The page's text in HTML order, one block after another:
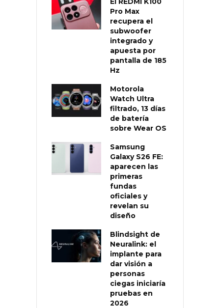
Pro Max
recupera el
subwoofer
integrado y
apuesta por
pantalla de 185
Hz
Motorola
Watch Ultra
filtrado, 13 días
de batería
sobre Wear OS
Samsung
Galaxy S26 FE:
aparecen las
primeras
fundas
oficiales y
revelan su
diseño
Blindsight de
Neuralink: el
implante para
dar visión a
personas
ciegas iniciaría
pruebas en
2026